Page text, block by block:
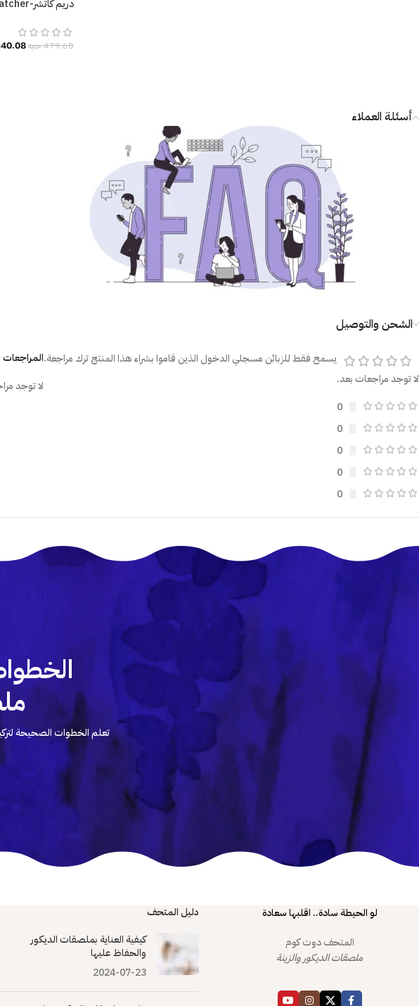
479.60جنيه
أسئلة العملاء
الشحن والتوصيل
لا توجد مراجعات بعد.
0
0
0
0
0
المراجعات
لا توجد
يسمح فقط للزبائن مسجلي الدخول الذين قاموا بشراء هذا المنتج ترك مراجعة.
تعلم الخطوات الصحيحة
لو الحيطة سادة.. اقلبها سعادة
المتحف دوت كوم
ملصقات الديكور والزينة
دليل المتحف
كيفية العناية بملصقات الديكور
والحفاظ عليها
2024-07-23